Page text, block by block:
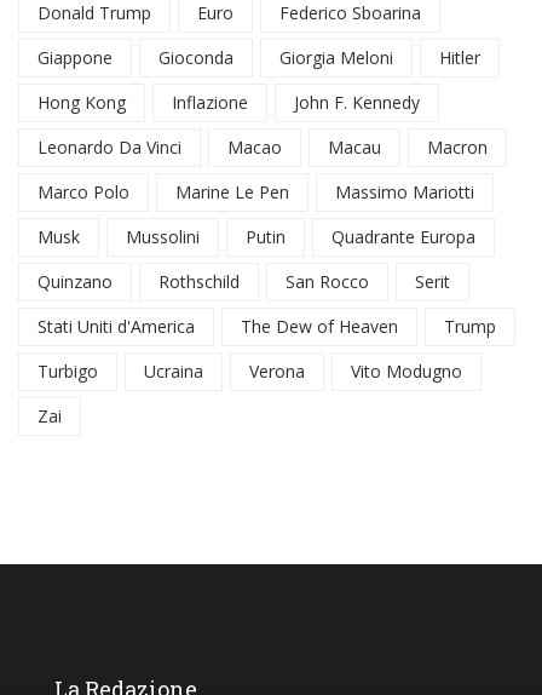
Donald Trump
Euro
Federico Sboarina
Giappone
Gioconda Giorgia Meloni
Hitler
Hong Kong
Inflazione
John F. Kennedy
Leonardo Da Vinci
Macao Macau
Macron
Marco Polo
Marine Le Pen
Massimo Mariotti
Musk
Mussolini Putin
Quadrante Europa
Quinzano
Rothschild San Rocco
Serit
Stati Uniti d'America
The Dew of Heaven
Trump
Turbigo
Ucraina Verona
Vito Modugno
Zai
La Redazione